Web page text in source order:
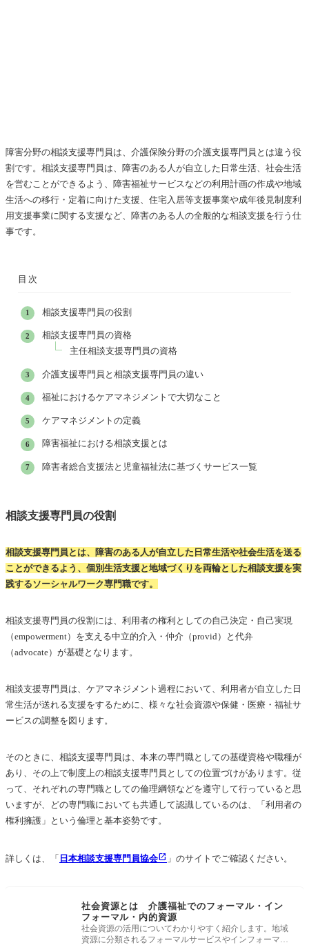
障害分野の相談支援専門員は、介護保険分野の介護支援専門員とは違う役
割です。相談支援専門員は、障害のある人が自立した日常生活、社会生活
を営むことができるよう、障害福祉サービスなどの利用計画の作成や地域
生活への移行・定着に向けた支援、住宅入居等支援事業や成年後見制度利
用支援事業に関する支援など、障害のある人の全般的な相談支援を行う仕
事です。
目次
相談支援専門員の役割
相談支援専門員の資格
主任相談支援専門員の資格
介護支援専門員と相談支援専門員の違い
福祉におけるケアマネジメントで大切なこと
ケアマネジメントの定義
障害福祉における相談支援とは
障害者総合支援法と児童福祉法に基づくサービス一覧
相談支援専門員の役割
相談支援専門員とは、障害のある人が自立した日常生活や社会生活を送る
ことができるよう、個別生活支援と地域づくりを両輪とした相談支援を実
践するソーシャルワーク専門職です。
相談支援専門員の役割には、利用者の権利としての自己決定・自己実現
（empowerment）を支える中立的介入・仲介（provid）と代弁
（advocate）が基礎となります。
相談支援専門員は、ケアマネジメント過程において、利用者が自立した日
常生活が送れる支援をするために、様々な社会資源や保健・医療・福祉サ
ービスの調整を図ります。
そのときに、相談支援専門員は、本来の専門職としての基礎資格や職種が
あり、その上で制度上の相談支援専門員としての位置づけがあります。従
って、それぞれの専門職としての倫理綱領などを遵守して行っていると思
いますが、どの専門職においても共通して認識しているのは、「利用者の
権利擁護」という倫理と基本姿勢です。
詳しくは、「 日本相談支援専門員協会 」のサイトでご確認ください。
社会資源とは 介護福祉でのフォーマル・イン
フォーマル・内的資源
社会資源の活用についてわかりやすく紹介します。地域
資源に分類されるフォーマルサービスやインフォーマル